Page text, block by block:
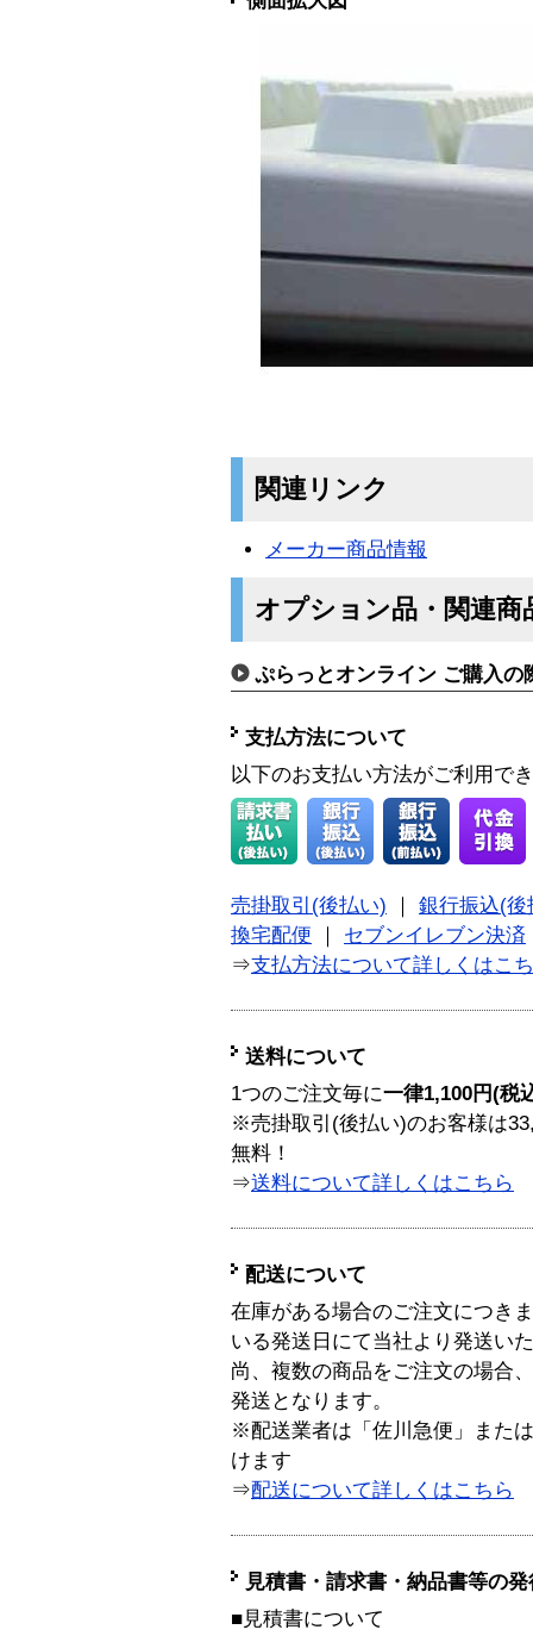
関連リンク
メーカー商品情報
オプション品・関連商
ぷらっとオンライン ご購入の
支払方法について
以下のお支払い方法がご利用で
売掛取引(後払い)
銀行振込(後
換宅配便
セブンイレブン決済
⇒支払方法について詳しくはこ
送料について
1つのご注文毎に一律1,100円(税
※売掛取引(後払い)のお客様は
無料！
⇒送料について詳しくはこちら
配送について
在庫がある場合のご注文につき
いる発送日にて当社より発送い
尚、複数の商品をご注文の場合
発送となります。
※配送業者は「佐川急便」また
けます
⇒配送について詳しくはこちら
見積書・請求書・納品書等の
■見積書について